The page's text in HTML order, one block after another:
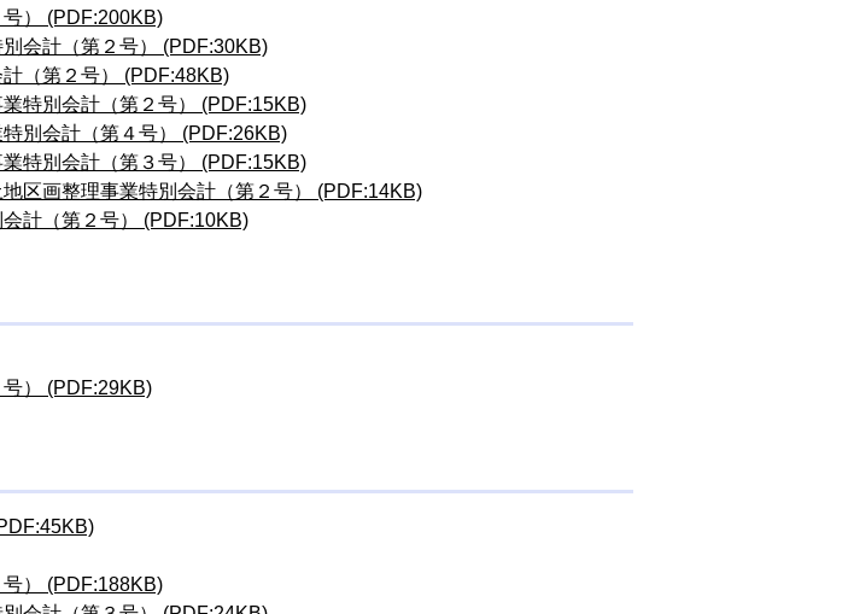
） (PDF:200KB)
会計（第２号） (PDF:30KB)
（第２号） (PDF:48KB)
特別会計（第２号） (PDF:15KB)
別会計（第４号） (PDF:26KB)
特別会計（第３号） (PDF:15KB)
区画整理事業特別会計（第２号） (PDF:14KB)
計（第２号） (PDF:10KB)
） (PDF:29KB)
） (PDF:188KB)